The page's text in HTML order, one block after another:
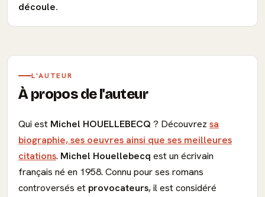
découle.
L'AUTEUR
À propos de l'auteur
Qui est Michel HOUELLEBECQ? Découvrez sa
biographie, ses oeuvres ainsi que ses meilleures
citations. Michel Houellebecq est un écrivain
français né en 1958. Connu pour ses romans
controversés et provocateurs, il est considéré